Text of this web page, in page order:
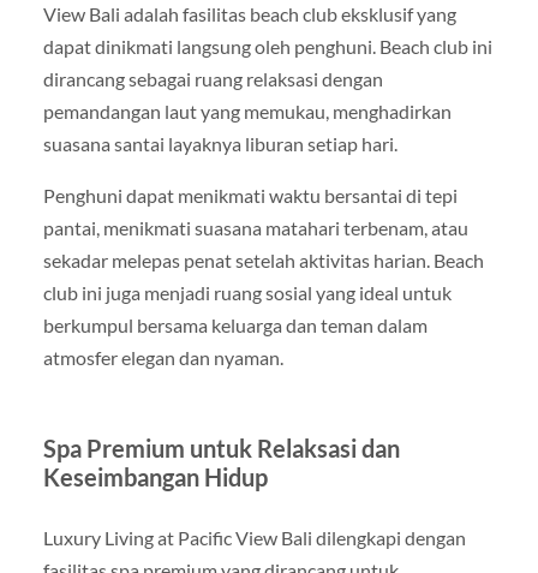
View Bali adalah fasilitas beach club eksklusif yang
dapat dinikmati langsung oleh penghuni. Beach club ini
dirancang sebagai ruang relaksasi dengan
pemandangan laut yang memukau, menghadirkan
suasana santai layaknya liburan setiap hari.
Penghuni dapat menikmati waktu bersantai di tepi
pantai, menikmati suasana matahari terbenam, atau
sekadar melepas penat setelah aktivitas harian. Beach
club ini juga menjadi ruang sosial yang ideal untuk
berkumpul bersama keluarga dan teman dalam
atmosfer elegan dan nyaman.
Spa Premium untuk Relaksasi dan
Keseimbangan Hidup
Luxury Living at Pacific View Bali dilengkapi dengan